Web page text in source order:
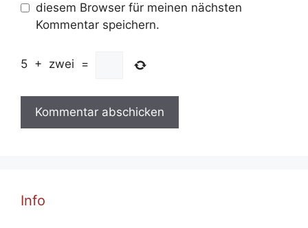
diesem Browser für meinen nächsten
Kommentar speichern.
5 + zwei =
Info